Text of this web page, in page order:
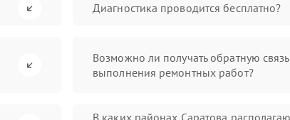
Диагностика проводится бесплатно?
Возможно ли получать обратную
выполнения ремонтных работ?
В каких районах Саратова